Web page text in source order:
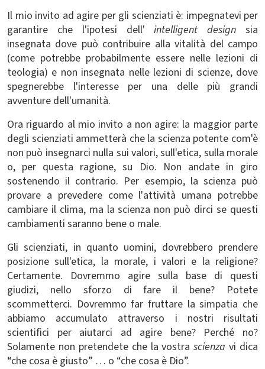
Il mio invito ad agire per gli scienziati è: impegnatevi per
garantire che l'ipotesi dell'intelligent designsia
insegnata dove può contribuire alla vitalità del campo
(come potrebbe probabilmente essere nelle lezioni di
teologia) e non insegnata nelle lezioni di scienze, dove
spegnerebbe l'interesse per una delle più grandi
avventure dell'umanità.
Ora riguardo al mio invito a non agire: la maggior parte
degli scienziati ammetterà che la scienza potente com'è
non può insegnarci nulla sui valori, sull'etica, sulla morale
o, per questa ragione, su Dio. Non andate in giro
sostenendo il contrario. Per esempio, la scienza può
provare a prevedere come l'attività umana potrebbe
cambiare il clima, ma la scienza non può dirci se questi
cambiamenti saranno bene o male.
Gli scienziati, in quanto uomini, dovrebbero prendere
posizione sull'etica, la morale, i valori e la religione?
Certamente. Dovremmo agire sulla base di questi
giudizi, nello sforzo di fare il bene? Potete
scommetterci. Dovremmo far fruttare la simpatia che
abbiamo accumulato attraverso i nostri risultati
scientifici per aiutarci ad agire bene? Perché no?
Solamente non pretendete che la vostrascienzavi dica
“che cosa è giusto” … o “che cosa è Dio”.